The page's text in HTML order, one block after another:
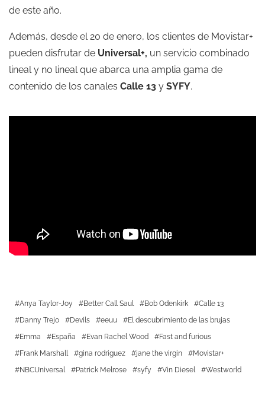
de este año.
Además, desde el 20 de enero, los clientes de Movistar+
pueden disfrutar de Universal+, un servicio combinado
lineal y no lineal que abarca una amplia gama de
contenido de los canales Calle 13 y SYFY.
Anya Taylor-Joy Better Call Saul Bob Odenkirk
Calle 13
Danny Trejo
Devils eeuu
El descubrimiento de las brujas
Emma
España Evan Rachel Wood
Fast and furious
Frank Marshall
gina rodriguez jane the virgin
Movistar+
NBCUniversal
Patrick Melrose syfy Vin Diesel Westworld